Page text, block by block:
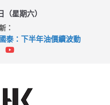
星期六）
：
泰：下半年油價續波動
啟德主場館奪錦標